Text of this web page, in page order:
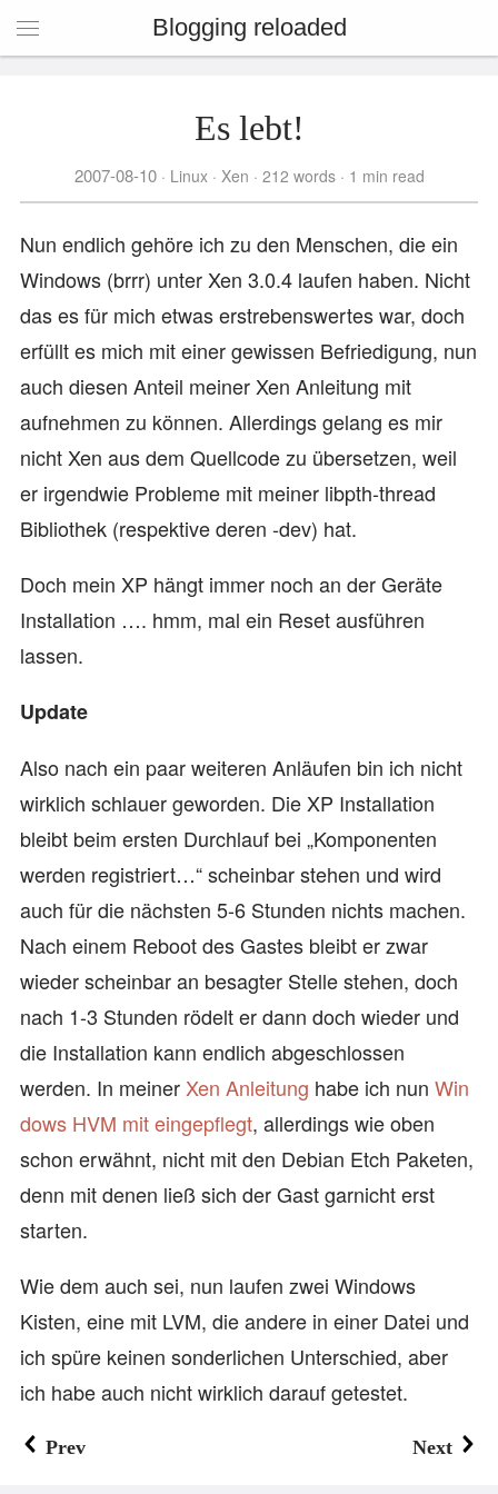
Blogging reloaded
Es lebt!
2007-08-10 Linux Xen 212 words 1 min read
Nun endlich gehöre ich zu den Menschen, die ein
Windows (brrr) unter Xen 3.0.4 laufen haben. Nicht
das es für mich etwas erstrebenswertes war, doch
erfüllt es mich mit einer gewissen Befriedigung, nun
auch diesen Anteil meiner Xen Anleitung mit
aufnehmen zu können. Allerdings gelang es mir
nicht Xen aus dem Quellcode zu übersetzen, weil
er irgendwie Probleme mit meiner libpth-thread
Bibliothek (respektive deren -dev) hat.
Doch mein XP hängt immer noch an der Geräte
Installation …. hmm, mal ein Reset ausführen
lassen.
Update
Also nach ein paar weiteren Anläufen bin ich nicht
wirklich schlauer geworden. Die XP Installation
bleibt beim ersten Durchlauf bei „Komponenten
werden registriert…“ scheinbar stehen und wird
auch für die nächsten 5-6 Stunden nichts machen.
Nach einem Reboot des Gastes bleibt er zwar
wieder scheinbar an besagter Stelle stehen, doch
nach 1-3 Stunden rödelt er dann doch wieder und
die Installation kann endlich abgeschlossen
werden. In meiner Xen Anleitung habe ich nun Win
dows HVM mit eingepflegt, allerdings wie oben
schon erwähnt, nicht mit den Debian Etch Paketen,
denn mit denen ließ sich der Gast garnicht erst
starten.
Wie dem auch sei, nun laufen zwei Windows
Kisten, eine mit LVM, die andere in einer Datei und
ich spüre keinen sonderlichen Unterschied, aber
ich habe auch nicht wirklich darauf getestet.
Prev Next